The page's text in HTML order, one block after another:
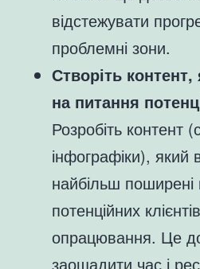
відстежувати
проблемні зони.
Створіть контент,
на питання
Розробіть контент
інфографіки), який
найбільш поширені
потенційних
опрацювання. Це
заощадити час і